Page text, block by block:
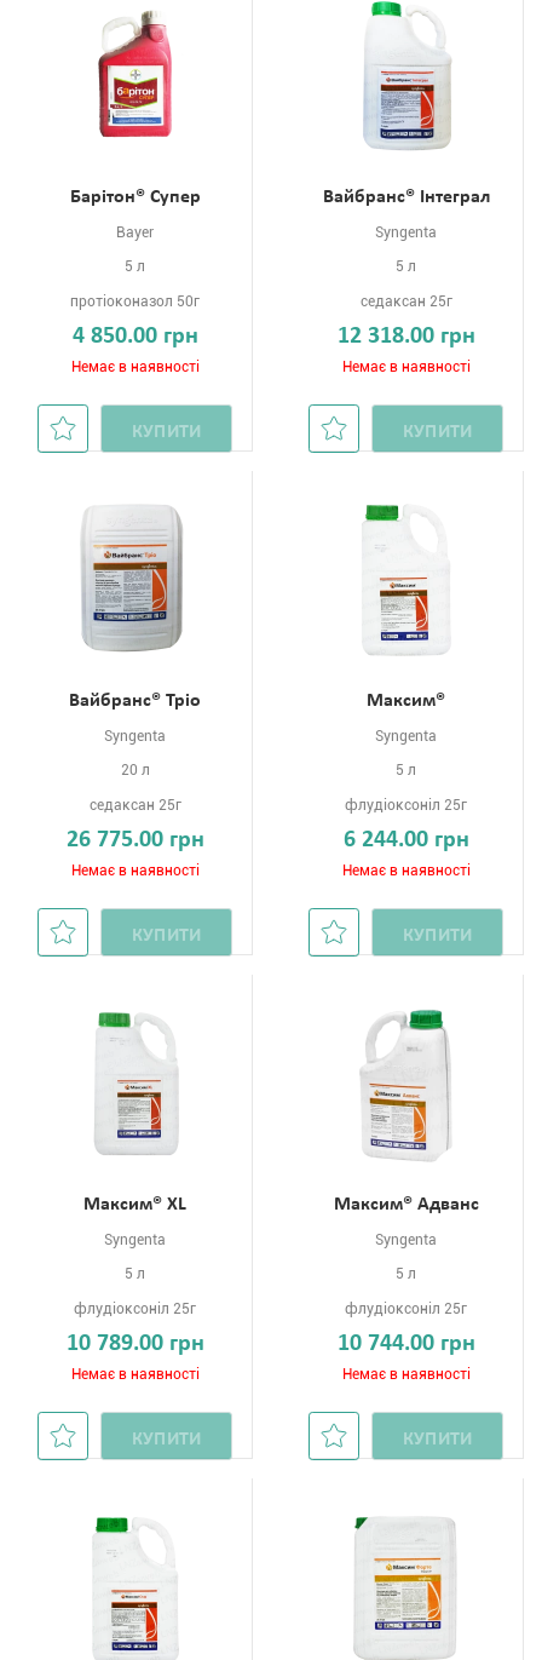
Барітон® Супер
Bayer
5 л
протіоконазол 50г
4 850.00 грн
Немає в наявності
КУПИТИ
Вайбранс® Інтеграл
Syngenta
5 л
седаксан 25г
12 318.00 грн
Немає в наявності
КУПИТИ
Вайбранс® Тріо
Syngenta
20 л
седаксан 25г
26 775.00 грн
Немає в наявності
КУПИТИ
Максим®
Syngenta
5 л
флудіоксоніл 25г
6 244.00 грн
Немає в наявності
КУПИТИ
Максим® XL
Syngenta
5 л
флудіоксоніл 25г
10 789.00 грн
Немає в наявності
КУПИТИ
Максим® Адванс
Syngenta
5 л
флудіоксоніл 25г
10 744.00 грн
Немає в наявності
КУПИТИ